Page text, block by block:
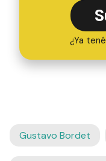
¿Ya
Gustavo Bordet